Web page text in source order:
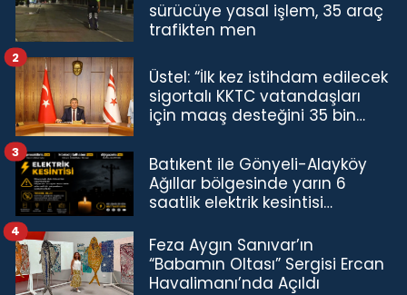
sürücüye yasal işlem, 35 araç
trafikten men
Üstel: “İlk kez istihdam edilecek
sigortalı KKTC vatandaşları
için maaş desteğini 35 bin
2
Batıkent ile Gönyeli-Alayköy
Ağıllar bölgesinde yarın 6
saatlik elektrik kesintisi…
3
Feza Aygın Sanıvar’ın
“Babamın Oltası” Sergisi Ercan
Havalimanı’nda Açıldı
4